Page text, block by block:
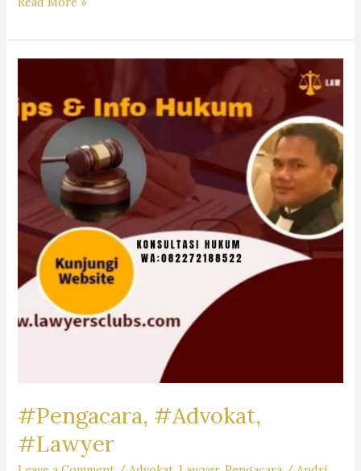
Sengketa
Firm
Dr.iur.
Liona
N.
Supriatna,
M.Hum.
Andri
Marpaung,
SH,
#Pengacara, #Advokat,
#Lawyer